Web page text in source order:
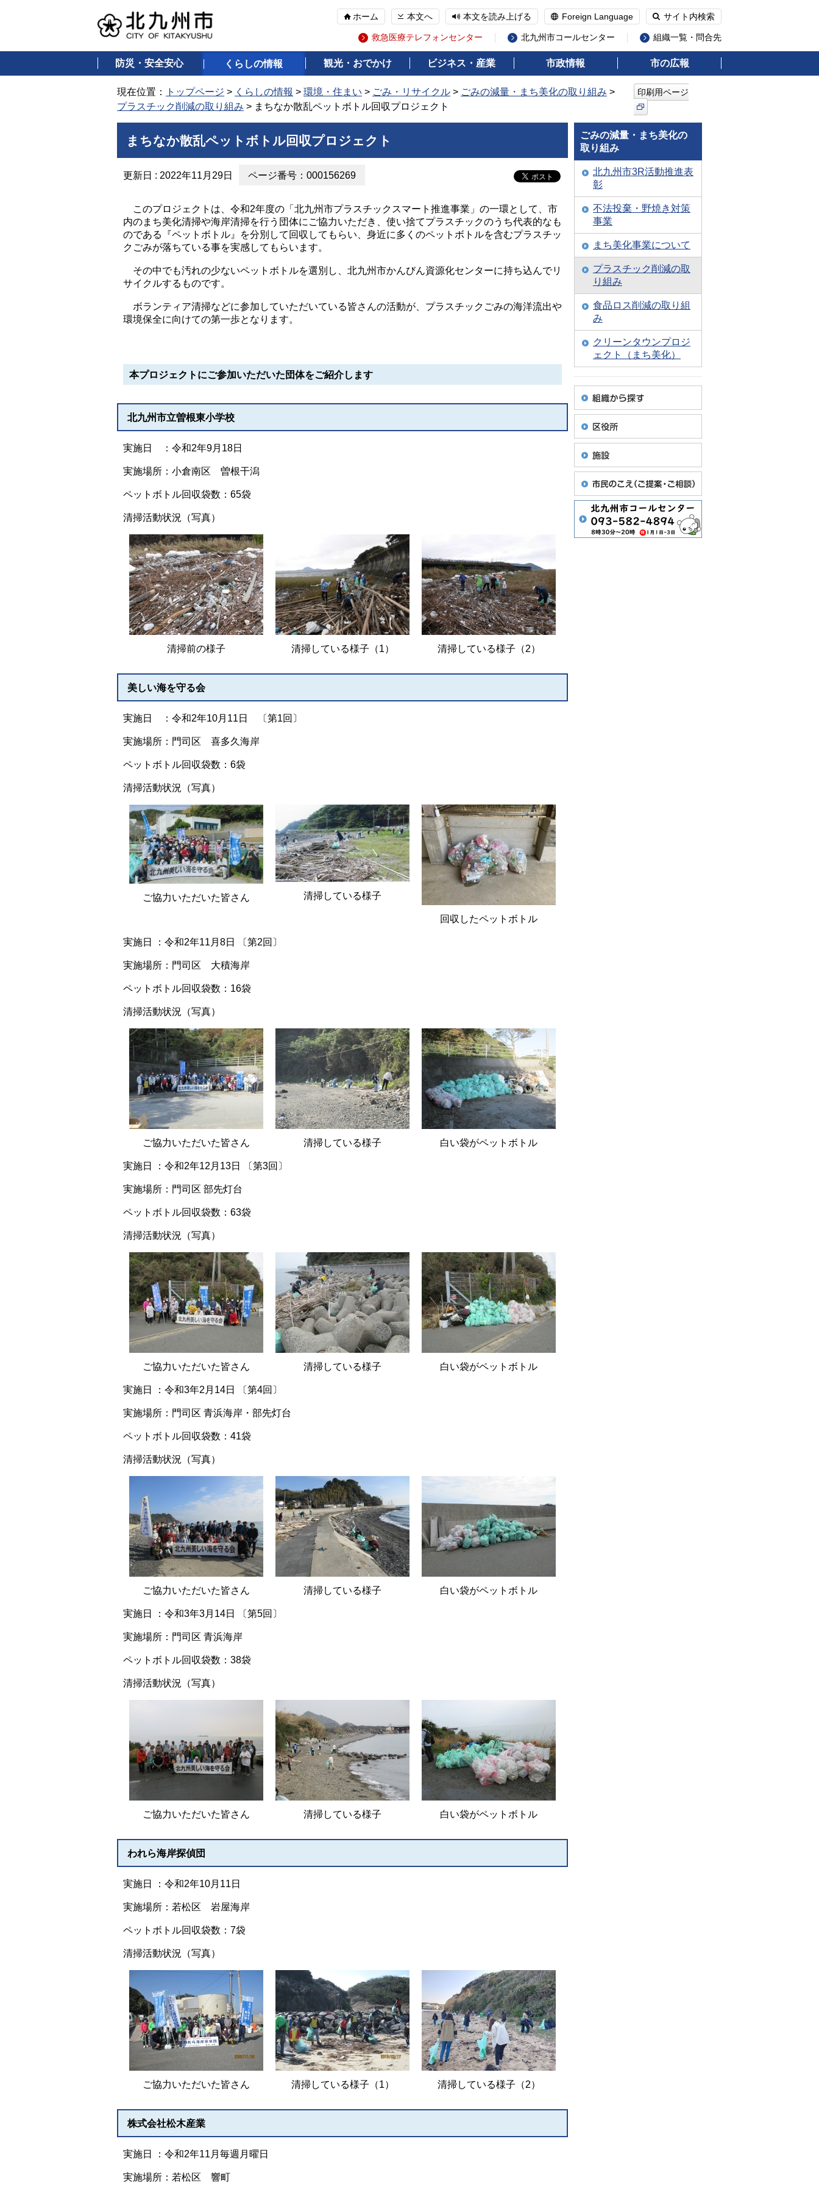
ホーム 本文へ 本文を読み上げる Foreign Language サイト内検索
救急医療テレフォンセンター 北九州市コールセンター 組織一覧・問合先
防災・安全安心 くらしの情報 観光・おでかけ ビジネス・産業 市政情報 市の広報
現在位置： トップページ > くらしの情報 > 環境・住まい > ごみ・リサイクル > ごみの減量・まち美化の取り組み >
プラスチック削減の取り組み > まちなか散乱ペットボトル回収プロジェクト
印刷用ページ
まちなか散乱ペットボトル回収プロジェクト
更新日 : 2022年11月29日 ページ番号：000156269
このプロジェクトは、令和2年度の「北九州市プラスチックスマート推進事業」の一環として、市
内のまち美化清掃や海岸清掃を行う団体にご協力いただき、使い捨てプラスチックのうち代表的なも
のである『ペットボトル』を分別して回収してもらい、身近に多くのペットボトルを含むプラスチッ
クごみが落ちている事を実感してもらいます。
その中でも汚れの少ないペットボトルを選別し、北九州市かんびん資源化センターに持ち込んでリ
サイクルするものです。
ボランティア清掃などに参加していただいている皆さんの活動が、プラスチックごみの海洋流出や
環境保全に向けての第一歩となります。
本プロジェクトにご参加いただいた団体をご紹介します
北九州市立曽根東小学校
実施日 ：令和2年9月18日
実施場所：小倉南区 曽根干潟
ペットボトル回収袋数：65袋
清掃活動状況（写真）
清掃前の様子 清掃している様子（1） 清掃している様子（2）
美しい海を守る会
実施日 ：令和2年10月11日 〔第1回〕
実施場所：門司区 喜多久海岸
ペットボトル回収袋数：6袋
清掃活動状況（写真）
ご協力いただいた皆さん 清掃している様子
回収したペットボトル
実施日 ：令和2年11月8日 〔第2回〕
実施場所：門司区 大積海岸
ペットボトル回収袋数：16袋
清掃活動状況（写真）
ご協力いただいた皆さん 清掃している様子 白い袋がペットボトル
実施日 ：令和2年12月13日 〔第3回〕
実施場所：門司区 部先灯台
ペットボトル回収袋数：63袋
清掃活動状況（写真）
ご協力いただいた皆さん 清掃している様子 白い袋がペットボトル
実施日 ：令和3年2月14日 〔第4回〕
実施場所：門司区 青浜海岸・部先灯台
ペットボトル回収袋数：41袋
清掃活動状況（写真）
ご協力いただいた皆さん 清掃している様子 白い袋がペットボトル
実施日 ：令和3年3月14日 〔第5回〕
実施場所：門司区 青浜海岸
ペットボトル回収袋数：38袋
清掃活動状況（写真）
ご協力いただいた皆さん 清掃している様子 白い袋がペットボトル
われら海岸探偵団
実施日 ：令和2年10月11日
実施場所：若松区 岩屋海岸
ペットボトル回収袋数：7袋
清掃活動状況（写真）
ご協力いただいた皆さん 清掃している様子（1） 清掃している様子（2）
株式会社松木産業
実施日 ：令和2年11月毎週月曜日
実施場所：若松区 響町
ごみの減量・まち美化の
取り組み
北九州市3R活動推進表
彰
不法投棄・野焼き対策
事業
まち美化事業について
プラスチック削減の取
り組み
食品ロス削減の取り組
み
クリーンタウンプロジ
ェクト（まち美化）